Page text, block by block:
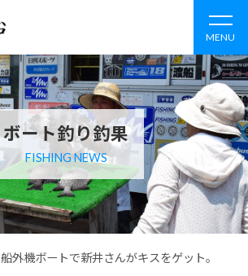
MENU
ボート釣り釣果
FISHING NEWS
船外機ボートで新井さんがキスをゲット。